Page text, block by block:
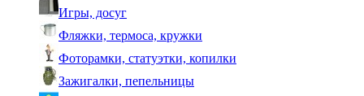
Игры, досуг
Фляжки, термоса, кружки
Фоторамки, статуэтки, копилки
Зажигалки, пепельницы